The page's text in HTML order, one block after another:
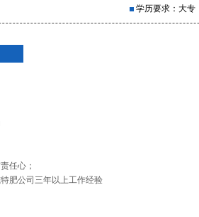
学历要求：大专
任心；
肥公司三年以上工作经验